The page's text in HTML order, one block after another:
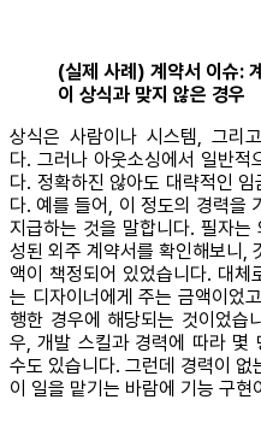
(실제 사례) 계약서 이슈:
이 상식과 맞지 않은 경우
상식은 사람이나 시스템, 그리
다. 그러나 아웃소싱에서 일반
다. 정확하진 않아도 대략적인
다. 예를 들어, 이 정도의 경력을
지급하는 것을 말합니다. 필자
성된 외주 계약서를 확인해보니,
액이 책정되어 있었습니다. 대
는 디자이너에게 주는 금액이었
행한 경우에 해당되는 것이었습
우, 개발 스킬과 경력에 따라 몇
수도 있습니다. 그런데 경력이
이 일을 맡기는 바람에 기능 구현